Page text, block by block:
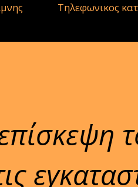
Τηλεφωνικος